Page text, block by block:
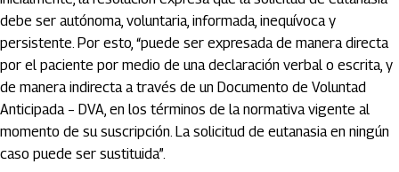
debe ser autónoma, voluntaria, informada, inequívoca y
persistente. Por esto, “puede ser expresada de manera directa
por el paciente por medio de una declaración verbal o escrita, y
de manera indirecta a través de un Documento de Voluntad
Anticipada – DVA, en los términos de la normativa vigente al
momento de su suscripción. La solicitud de eutanasia en ningún
caso puede ser sustituida”.